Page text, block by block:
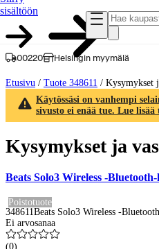
sisältöön
00220 Helsingin myymälä
Etusivu / Tuote 348611 / Kysymykset
Käytössäsi on vanhempi
sivusto ei enää tue. Lue lisää
Kysymykset ja
Beats Solo3 Wireless -
Poistotuote
348611 Beats Solo3 Wireless -
Ei arvosanaa
(0)